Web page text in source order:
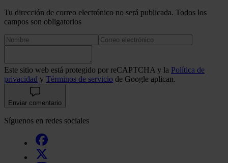
Tu dirección de correo electrónico no será publicada. Todos los
campos son obligatorios
Este sitio web está protegido por reCAPTCHA y la Política de
privacidad y Términos de servicio de Google aplican.
Enviar comentario
Síguenos en redes sociales